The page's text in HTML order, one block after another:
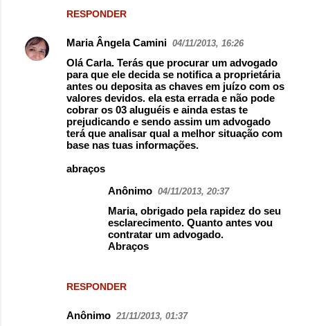
RESPONDER
Maria Ângela Camini 04/11/2013, 16:26
Olá Carla. Terás que procurar um advogado
para que ele decida se notifica a proprietária
antes ou deposita as chaves em juízo com os
valores devidos. ela esta errada e não pode
cobrar os 03 aluguéis e ainda estas te
prejudicando e sendo assim um advogado
terá que analisar qual a melhor situação com
base nas tuas informações.
abraços
RESPONDER
Anônimo 04/11/2013, 20:37
Maria, obrigado pela rapidez do seu
esclarecimento. Quanto antes vou
contratar um advogado.
Abraços
Anônimo 21/11/2013, 01:37